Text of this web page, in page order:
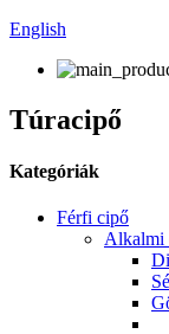
English
Túracipő
Kategóriák
Férfi cipő
Alkalmi